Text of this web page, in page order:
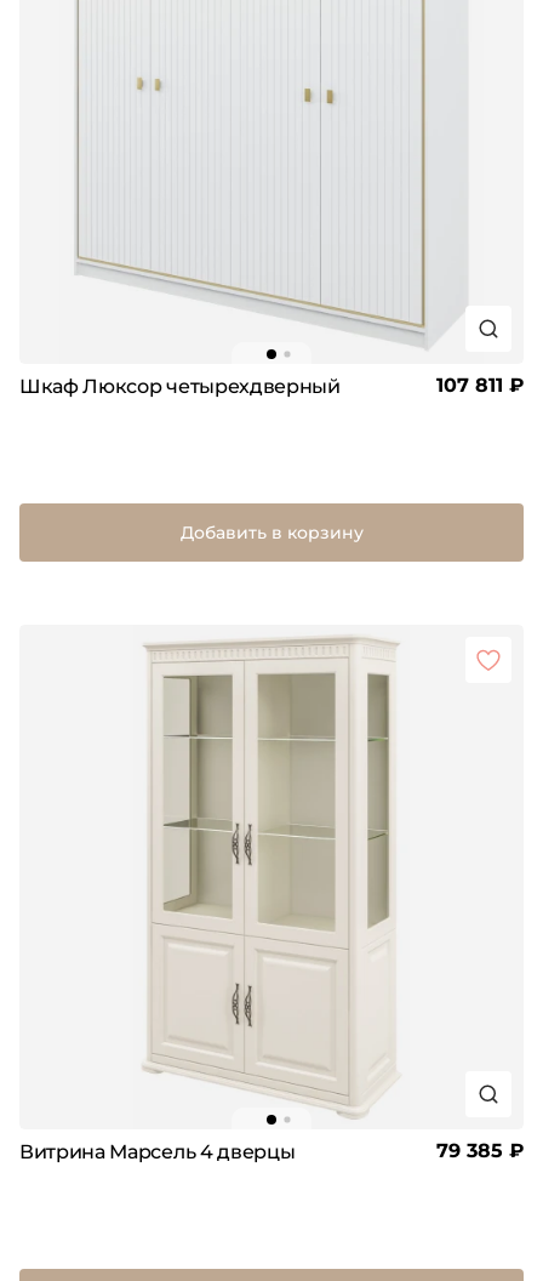
Шкаф Люксор четырехдверный 107 811 ₽
Добавить в корзину
Витрина Марсель 4 дверцы 79 385 ₽